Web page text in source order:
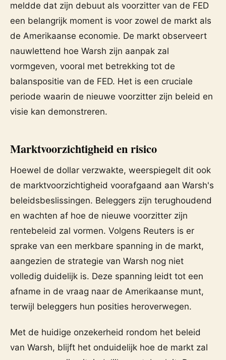
meldde dat zijn debuut als voorzitter van de FED
een belangrijk moment is voor zowel de markt als
de Amerikaanse economie. De markt observeert
nauwlettend hoe Warsh zijn aanpak zal
vormgeven, vooral met betrekking tot de
balanspositie van de FED. Het is een cruciale
periode waarin de nieuwe voorzitter zijn beleid en
visie kan demonstreren.
Marktvoorzichtigheid en risico
Hoewel de dollar verzwakte, weerspiegelt dit ook
de marktvoorzichtigheid voorafgaand aan Warsh's
beleidsbeslissingen. Beleggers zijn terughoudend
en wachten af hoe de nieuwe voorzitter zijn
rentebeleid zal vormen. Volgens Reuters is er
sprake van een merkbare spanning in de markt,
aangezien de strategie van Warsh nog niet
volledig duidelijk is. Deze spanning leidt tot een
afname in de vraag naar de Amerikaanse munt,
terwijl beleggers hun posities heroverwegen.
Met de huidige onzekerheid rondom het beleid
van Warsh, blijft het onduidelijk hoe de markt zal